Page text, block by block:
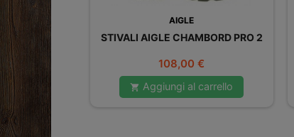
AIGLE
STIVALI AIGLE CHAMBORD PRO 2
Prezzo
108,00 €
 Aggiungi al carrello